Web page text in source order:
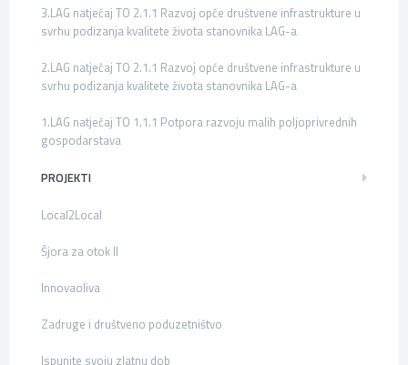
3.LAG natječaj TO 2.1.1 Razvoj opće društvene infrastrukture u
svrhu podizanja kvalitete života stanovnika LAG-a
2.LAG natječaj TO 2.1.1 Razvoj opće društvene infrastrukture u
svrhu podizanja kvalitete života stanovnika LAG-a
1.LAG natječaj TO 1.1.1 Potpora razvoju malih poljoprivrednih
gospodarstava
PROJEKTI
Local2Local
Šjora za otok II
Innovaoliva
Zadruge i društveno poduzetništvo
Ispunite svoju zlatnu dob